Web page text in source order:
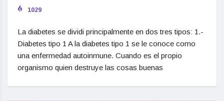
1029
La diabetes se dividi principalmente en dos tres tipos: 1.-
Diabetes tipo 1 A la diabetes tipo 1 se le conoce como
una enfermedad autoinmune. Cuando es el propio
organismo quien destruye las cosas buenas